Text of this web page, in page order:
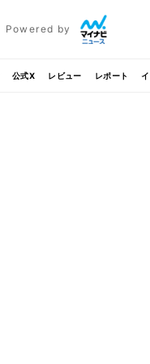
Powered by
公式X レビュー レポート